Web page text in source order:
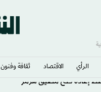
الرأي الاقتصاد ثقافة وفنون
إعادة فتح مضيق هرمز